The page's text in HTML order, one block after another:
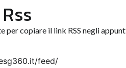
per copiare il link RSS negli